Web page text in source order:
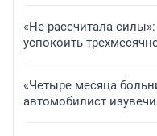
«Не рассчитала
успокоить
«Четыре месяца
автомобилист